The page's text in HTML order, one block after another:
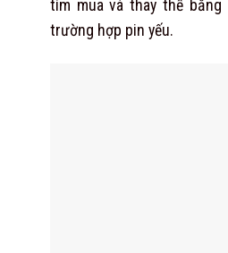
tìm mua và thay thế
trường hợp pin yếu.